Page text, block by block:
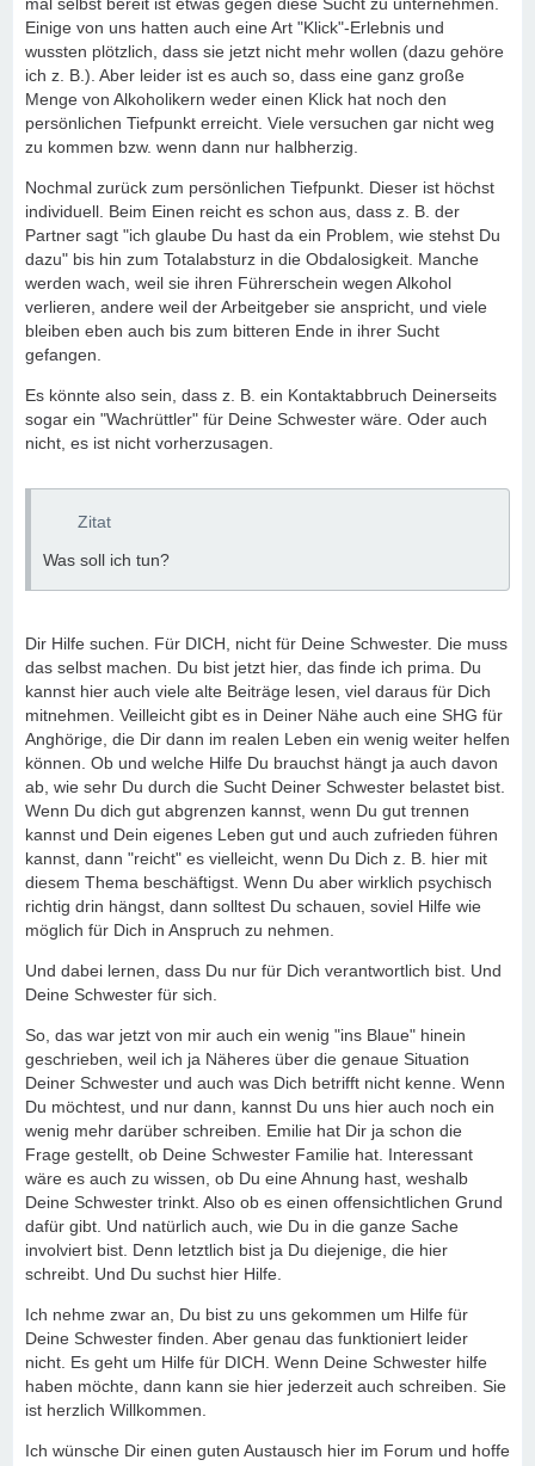
Einige von uns hatten auch eine Art "Klick"-Erlebnis und
wussten plötzlich, dass sie jetzt nicht mehr wollen (dazu gehöre
ich z. B.). Aber leider ist es auch so, dass eine ganz große
Menge von Alkoholikern weder einen Klick hat noch den
persönlichen Tiefpunkt erreicht. Viele versuchen gar nicht weg
zu kommen bzw. wenn dann nur halbherzig.
Nochmal zurück zum persönlichen Tiefpunkt. Dieser ist höchst
individuell. Beim Einen reicht es schon aus, dass z. B. der
Partner sagt "ich glaube Du hast da ein Problem, wie stehst Du
dazu" bis hin zum Totalabsturz in die Obdalosigkeit. Manche
werden wach, weil sie ihren Führerschein wegen Alkohol
verlieren, andere weil der Arbeitgeber sie anspricht, und viele
bleiben eben auch bis zum bitteren Ende in ihrer Sucht
gefangen.
Es könnte also sein, dass z. B. ein Kontaktabbruch Deinerseits
sogar ein "Wachrüttler" für Deine Schwester wäre. Oder auch
nicht, es ist nicht vorherzusagen.
Zitat
Was soll ich tun?
Dir Hilfe suchen. Für DICH, nicht für Deine Schwester. Die muss
das selbst machen. Du bist jetzt hier, das finde ich prima. Du
kannst hier auch viele alte Beiträge lesen, viel daraus für Dich
mitnehmen. Veilleicht gibt es in Deiner Nähe auch eine SHG für
Anghörige, die Dir dann im realen Leben ein wenig weiter helfen
können. Ob und welche Hilfe Du brauchst hängt ja auch davon
ab, wie sehr Du durch die Sucht Deiner Schwester belastet bist.
Wenn Du dich gut abgrenzen kannst, wenn Du gut trennen
kannst und Dein eigenes Leben gut und auch zufrieden führen
kannst, dann "reicht" es vielleicht, wenn Du Dich z. B. hier mit
diesem Thema beschäftigst. Wenn Du aber wirklich psychisch
richtig drin hängst, dann solltest Du schauen, soviel Hilfe wie
möglich für Dich in Anspruch zu nehmen.
Und dabei lernen, dass Du nur für Dich verantwortlich bist. Und
Deine Schwester für sich.
So, das war jetzt von mir auch ein wenig "ins Blaue" hinein
geschrieben, weil ich ja Näheres über die genaue Situation
Deiner Schwester und auch was Dich betrifft nicht kenne. Wenn
Du möchtest, und nur dann, kannst Du uns hier auch noch ein
wenig mehr darüber schreiben. Emilie hat Dir ja schon die
Frage gestellt, ob Deine Schwester Familie hat. Interessant
wäre es auch zu wissen, ob Du eine Ahnung hast, weshalb
Deine Schwester trinkt. Also ob es einen offensichtlichen Grund
dafür gibt. Und natürlich auch, wie Du in die ganze Sache
involviert bist. Denn letztlich bist ja Du diejenige, die hier
schreibt. Und Du suchst hier Hilfe.
Ich nehme zwar an, Du bist zu uns gekommen um Hilfe für
Deine Schwester finden. Aber genau das funktioniert leider
nicht. Es geht um Hilfe für DICH. Wenn Deine Schwester hilfe
haben möchte, dann kann sie hier jederzeit auch schreiben. Sie
ist herzlich Willkommen.
Ich wünsche Dir einen guten Austausch hier im Forum und hoffe